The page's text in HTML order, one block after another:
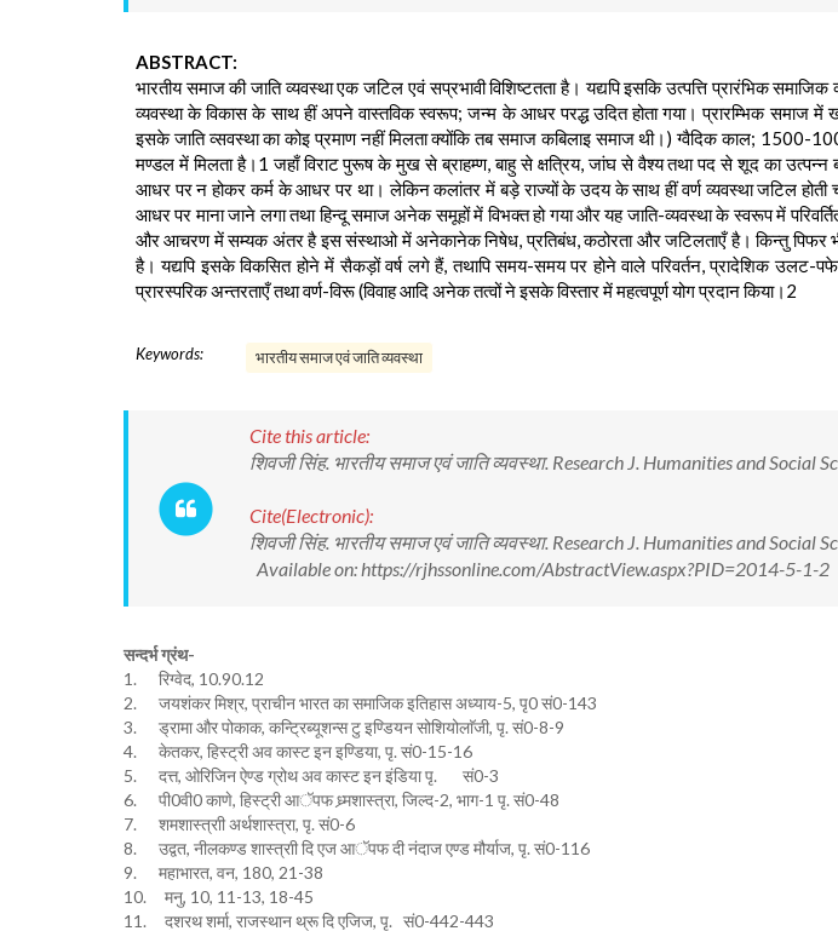
ABSTRACT:
भारतीय समाज की जाति व्यवस्था एक जटिल एवं सप्रभावी विशिष्टतता है। यद्यपि इसकि उत्पत्ति प्रारंभिक समाजिक
व्यवस्था के विकास के साथ हीं अपने वास्तविक स्वरूप; जन्म के आधर परद्ध उदित होता गया। प्रारम्भिक समाज में
इसके जाति व्सवस्था का कोइ प्रमाण नहीं मिलता क्योंकि तब समाज कबिलाइ समाज थी।) ग्वैदिक काल; 1500-
मण्डल में मिलता है।1 जहाँ विराट पुरूष के मुख से ब्राहम्ण, बाहु से क्षत्रिय, जांघ से वैश्य तथा पद से शूद का उत्पन्न
आधर पर न होकर कर्म के आधर पर था। लेकिन कलांतर में बड़े राज्यों के उदय के साथ हीं वर्ण व्यवस्था जटिल
आधर पर माना जाने लगा तथा हिन्दू समाज अनेक समूहों में विभक्त हो गया और यह जाति-व्यवस्था के स्वरूप में
और आचरण में सम्यक अंतर है इस संस्थाओ में अनेकानेक निषेध, प्रतिबंध, कठोरता और जटिलताएँ है। किन्तु पिफर भी
है। यद्यपि इसके विकसित होने में सैकड़ों वर्ष लगे हैं, तथापि समय-समय पर होने वाले परिवर्तन, प्रादेशिक उलट-
प्रारस्परिक अन्तरताएँ तथा वर्ण-विरू (विवाह आदि अनेक तत्वों ने इसके विस्तार में महत्वपूर्ण योग प्रदान किया।2
Keywords: भारतीय समाज एवं जाति व्यवस्था
Cite this article:
शिवजी सिंह. भारतीय समाज एवं जाति व्यवस्था. Research J. Humanities and
Cite(Electronic):
शिवजी सिंह. भारतीय समाज एवं जाति व्यवस्था. Research J. Humanities and
Available on: https://rjhssonline.com/AbstractView.aspx?PID=2014-5-1-2
सन्दर्भ ग्रंथ-
1. रिग्वेद, 10.90.12
2. जयशंकर मिश्र, प्राचीन भारत का समाजिक इतिहास अध्याय-5, पृ0 सं0-143
3. ड्रामा और पोकाक, कन्ट्रिब्यूशन्स टु इण्डियन सोशियोलाॅजी, पृ. सं0-8-9
4. केतकर, हिस्ट्री अव कास्ट इन इण्डिया, पृ. सं0-15-16
5. दत्त, ओरिजिन ऐण्ड ग्रोथ अव कास्ट इन इंडिया पृ. सं0-3
6. पी0वी0 काणे, हिस्ट्री आॅपफ ध्र्मशास्त्रा, जिल्द-2, भाग-1 पृ. सं0-48
7. शमशास्त्राी अर्थशास्त्रा, पृ. सं0-6
8. उद्वत, नीलकण्ड शास्त्राी दि एज आॅपफ दी नंदाज एण्ड मौर्याज, पृ. सं0-116
9. महाभारत, वन, 180, 21-38
10. मनु, 10, 11-13, 18-45
11. दशरथ शर्मा, राजस्थान थ्रू दि एजिज, पृ. सं0-442-443